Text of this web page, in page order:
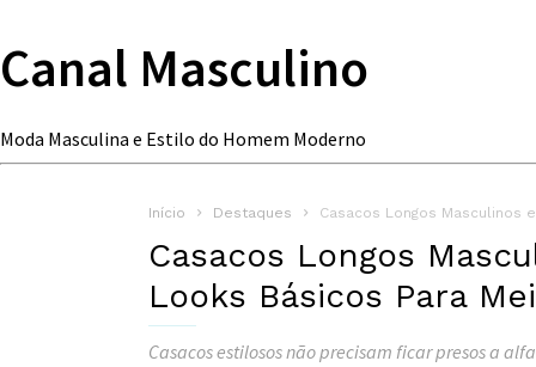
Canal Masculino
Moda Masculina e Estilo do Homem Moderno
Início Destaques Casacos Longos Masculinos
Casacos Longos
Looks Básicos Para
Casacos estilosos não precisam ficar presos a